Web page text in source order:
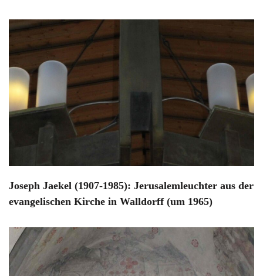
Joseph Jaekel (1907-1985): Jerusalemleuchter aus der
evangelischen Kirche in Walldorff (um 1965)